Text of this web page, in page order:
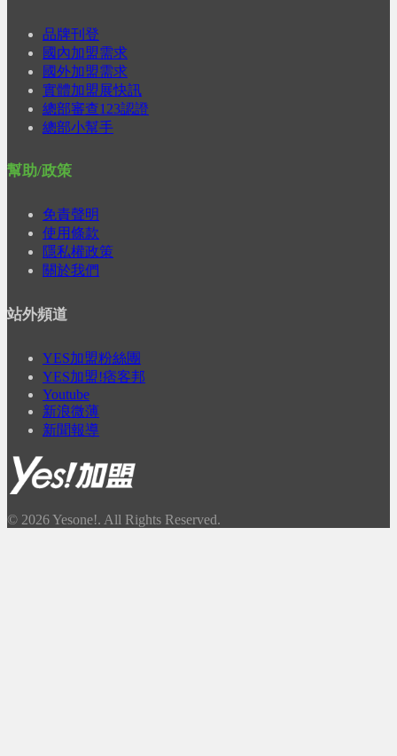
品牌刊登
國內加盟需求
國外加盟需求
實體加盟展快訊
總部審查123認證
總部小幫手
幫助/政策
免責聲明
使用條款
隱私權政策
關於我們
站外頻道
YES加盟粉絲團
YES加盟!痞客邦
Youtube
新浪微薄
新聞報導
© 2026 Yesone!. All Rights Reserved.